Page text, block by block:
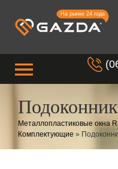
На рынке 24 года
Металлопластиковые окна
Комплектующие »